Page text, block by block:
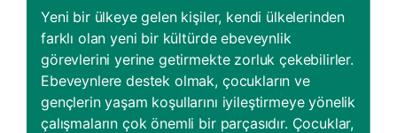
Yeni bir ülkeye gelen kişiler, kendi ülkelerinden
farklı olan yeni bir kültürde ebeveynlik
görevlerini yerine getirmekte zorluk çekebilirler.
Ebeveynlere destek olmak, çocukların ve
gençlerin yaşam koşullarını iyileştirmeye yönelik
çalışmaların çok önemli bir parçasıdır. Çocuklar,